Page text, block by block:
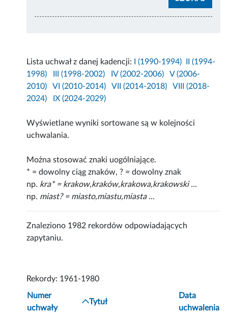
Lista uchwał z danej kadencji: I (1990-1994)
II (1994-
1998)
III (1998-2002) IV (2002-2006)
V (2006-
2010)
VI (2010-2014) VII (2014-2018)
VIII (2018-
2024)
IX (2024-2029)
Wyświetlane wyniki sortowane są w kolejności
uchwalania.
Można stosować znaki uogólniające.
* = dowolny ciąg znaków, ? = dowolny znak
np. kra* = krakow,kraków,krakowa,krakowski ...
np. miast? = miasto,miastu,miasta ...
Znaleziono 1982 rekordów odpowiadających
zapytaniu.
Rekordy: 1961-1980
Numer
uchwały
Tytuł
Data
uchwalenia